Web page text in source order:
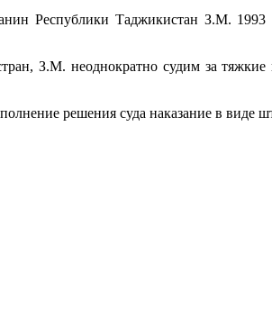
Республики Таджикистан З.М.
З.М. неоднократно судим за
решения суда наказание в виде